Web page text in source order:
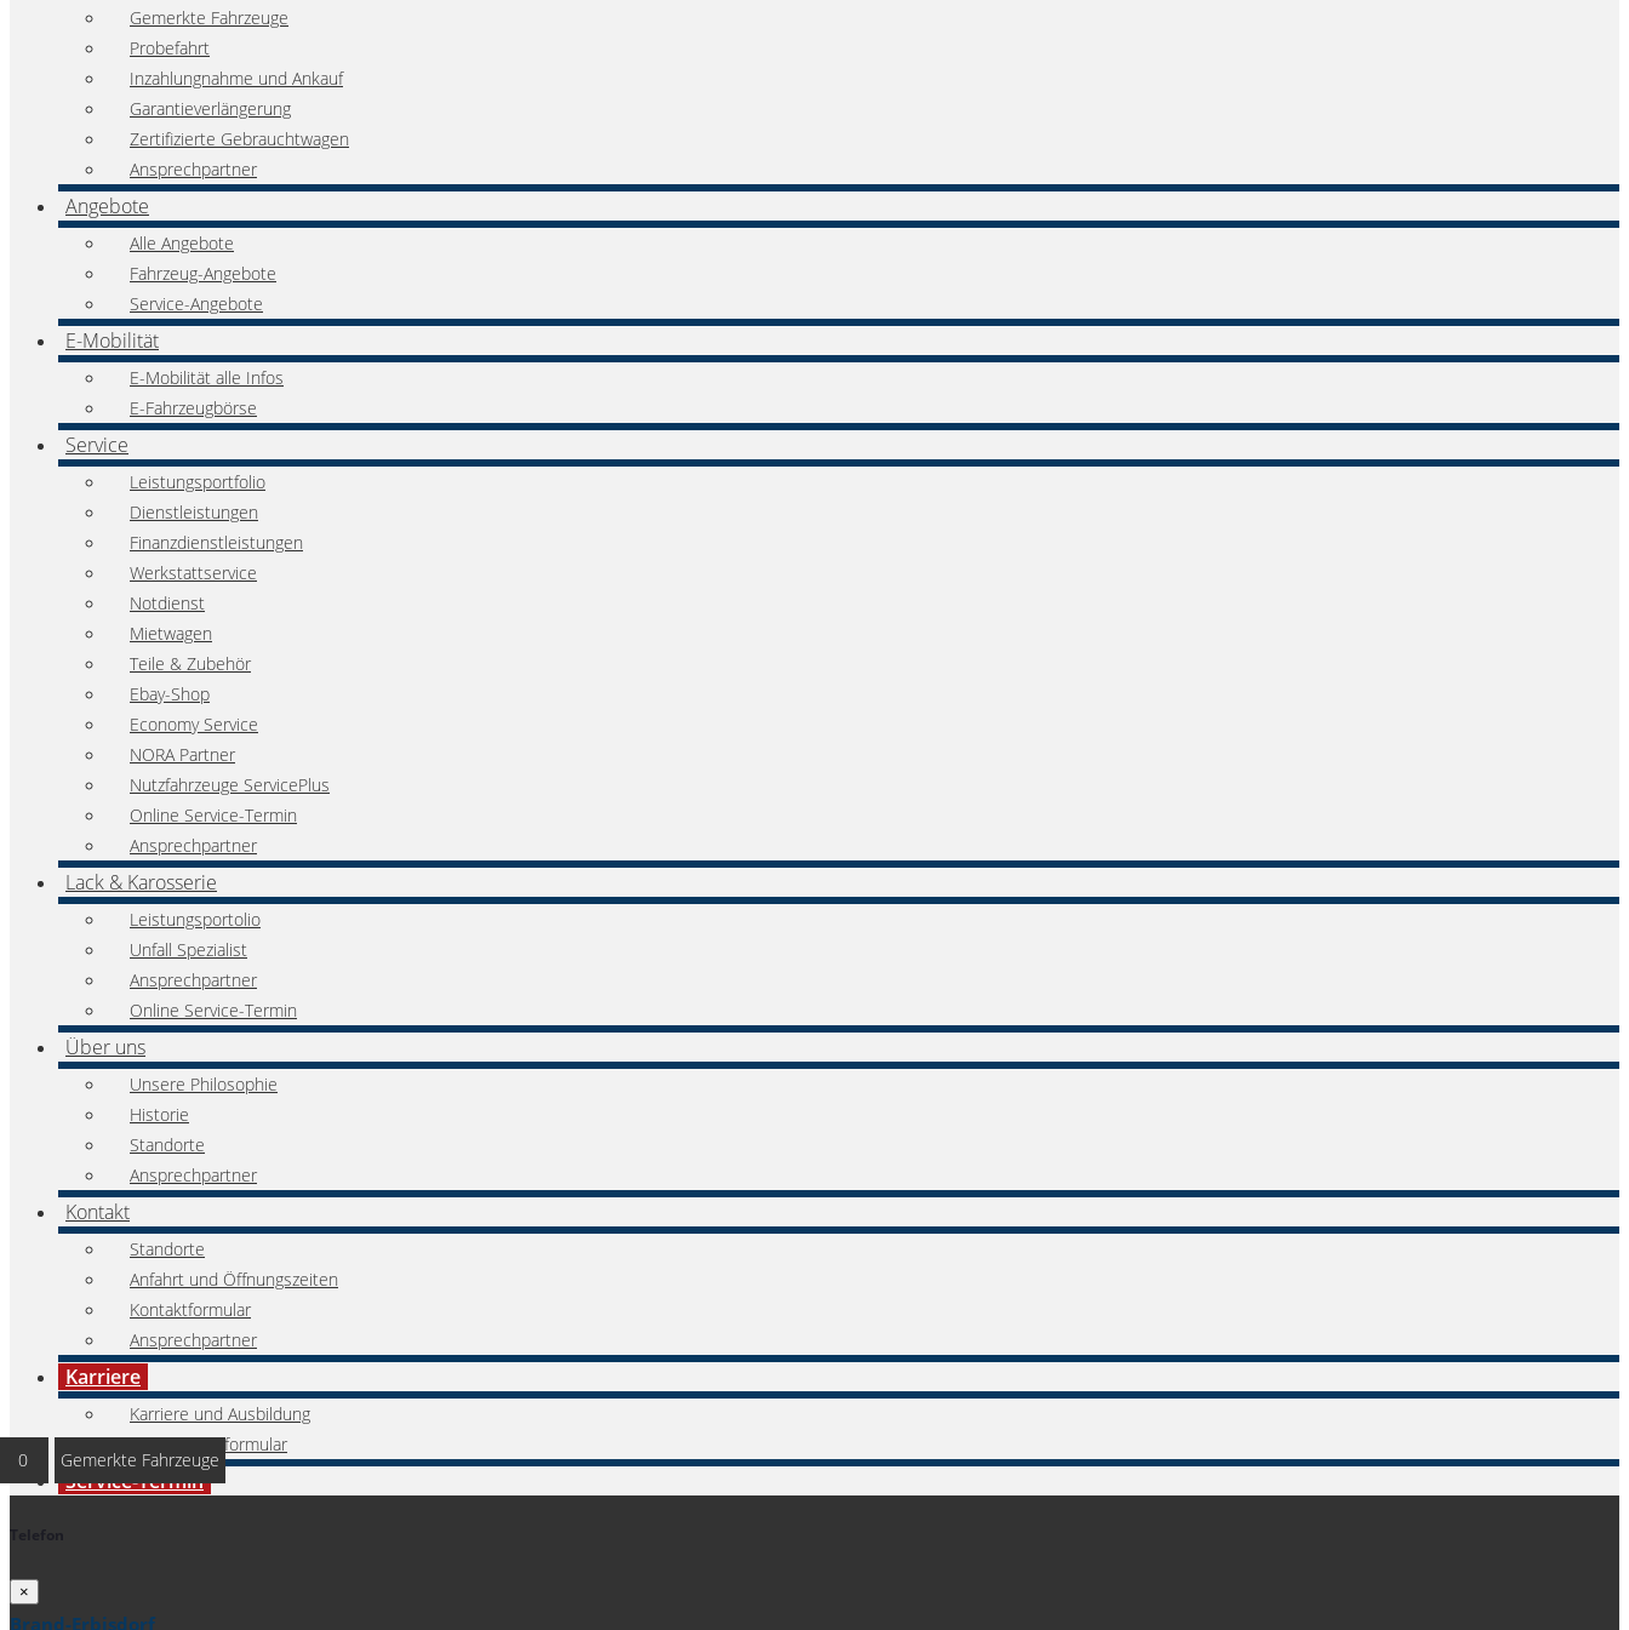
Gemerkte Fahrzeuge
Probefahrt
Inzahlungnahme und Ankauf
Garantieverlängerung
Zertifizierte Gebrauchtwagen
Ansprechpartner
Angebote
Alle Angebote
Fahrzeug-Angebote
Service-Angebote
E-Mobilität
E-Mobilität alle Infos
E-Fahrzeugbörse
Service
Leistungsportfolio
Dienstleistungen
Finanzdienstleistungen
Werkstattservice
Notdienst
Mietwagen
Teile & Zubehör
Ebay-Shop
Economy Service
NORA Partner
Nutzfahrzeuge ServicePlus
Online Service-Termin
Ansprechpartner
Lack & Karosserie
Leistungsportolio
Unfall Spezialist
Ansprechpartner
Online Service-Termin
Über uns
Unsere Philosophie
Historie
Standorte
Ansprechpartner
Kontakt
Standorte
Anfahrt und Öffnungszeiten
Kontaktformular
Ansprechpartner
Karriere
Karriere und Ausbildung
Bewerbungsformular
Service-Termin
Telefon
×
Brand-Erbisdorf
0 Gemerkte Fahrzeuge